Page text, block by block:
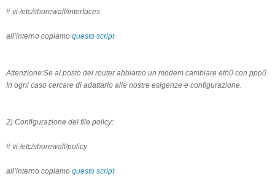
# vi /etc/shorewall/interfaces
all’interno copiamo questo script
Attenzione:Se al posto del router abbiamo un modem cambiare eth0 con ppp0.
In ogni caso cercare di adattarlo alle nostre esigenze e configurazione.
2) Configurazione del file policy:
# vi /etc/shorewall/policy
all’interno copiamo questo script